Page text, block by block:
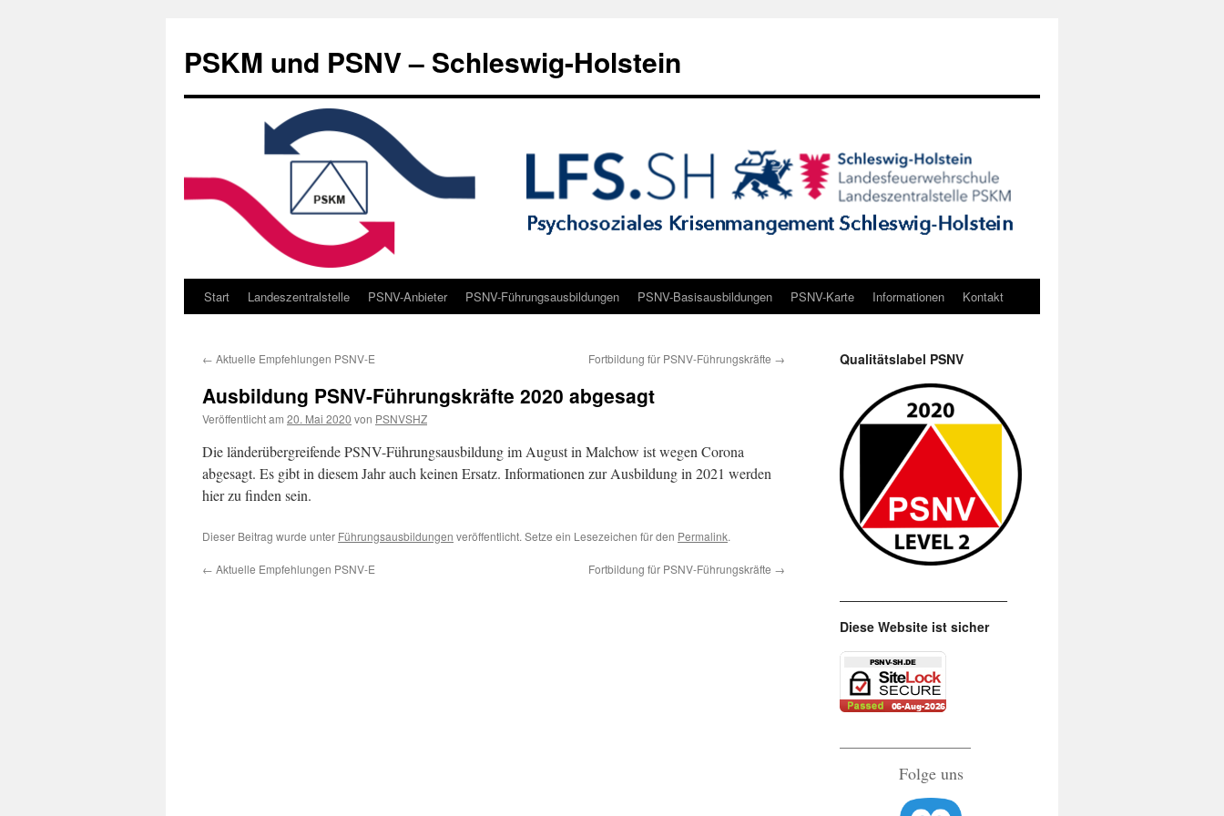
springen
PSKM und PSNV – Schleswig-Holstein
Start Landeszentralstelle PSNV-Anbieter PSNV-Führungsausbildungen PSNV-Basisausbildungen PSNV-Karte Informationen Kontakt
← Aktuelle Empfehlungen PSNV-E Fortbildung für PSNV-Führungskräfte →
Ausbildung PSNV-Führungskräfte 2020 abgesagt
Veröffentlicht am 20. Mai 2020 von PSNVSHZ
Die länderübergreifende PSNV-Führungsausbildung im August in Malchow ist wegen Corona
abgesagt. Es gibt in diesem Jahr auch keinen Ersatz. Informationen zur Ausbildung in 2021 werden
hier zu finden sein.
Dieser Beitrag wurde unter Führungsausbildungen veröffentlicht. Setze ein Lesezeichen für den Permalink.
← Aktuelle Empfehlungen PSNV-E Fortbildung für PSNV-Führungskräfte →
Qualitätslabel PSNV
Diese Website ist sicher
Folge uns